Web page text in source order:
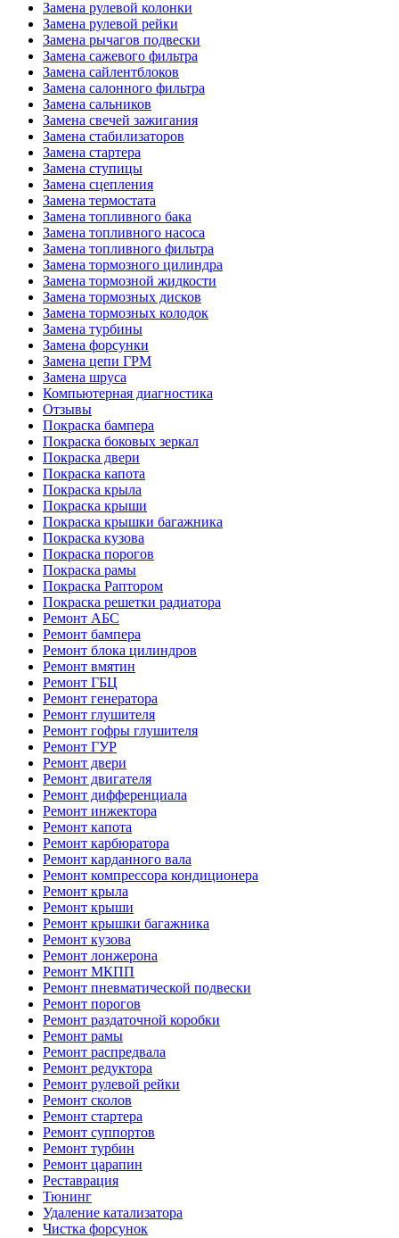
Замена рулевой колонки
Замена рулевой рейки
Замена рычагов подвески
Замена сажевого фильтра
Замена сайлентблоков
Замена салонного фильтра
Замена сальников
Замена свечей зажигания
Замена стабилизаторов
Замена стартера
Замена ступицы
Замена сцепления
Замена термостата
Замена топливного бака
Замена топливного насоса
Замена топливного фильтра
Замена тормозного цилиндра
Замена тормозной жидкости
Замена тормозных дисков
Замена тормозных колодок
Замена турбины
Замена форсунки
Замена цепи ГРМ
Замена шруса
Компьютерная диагностика
Отзывы
Покраска бампера
Покраска боковых зеркал
Покраска двери
Покраска капота
Покраска крыла
Покраска крыши
Покраска крышки багажника
Покраска кузова
Покраска порогов
Покраска рамы
Покраска Раптором
Покраска решетки радиатора
Ремонт АБС
Ремонт бампера
Ремонт блока цилиндров
Ремонт вмятин
Ремонт ГБЦ
Ремонт генератора
Ремонт глушителя
Ремонт гофры глушителя
Ремонт ГУР
Ремонт двери
Ремонт двигателя
Ремонт дифференциала
Ремонт инжектора
Ремонт капота
Ремонт карбюратора
Ремонт карданного вала
Ремонт компрессора кондиционера
Ремонт крыла
Ремонт крыши
Ремонт крышки багажника
Ремонт кузова
Ремонт лонжерона
Ремонт МКПП
Ремонт пневматической подвески
Ремонт порогов
Ремонт раздаточной коробки
Ремонт рамы
Ремонт распредвала
Ремонт редуктора
Ремонт рулевой рейки
Ремонт сколов
Ремонт стартера
Ремонт суппортов
Ремонт турбин
Ремонт царапин
Реставрация
Тюнинг
Удаление катализатора
Чистка форсунок